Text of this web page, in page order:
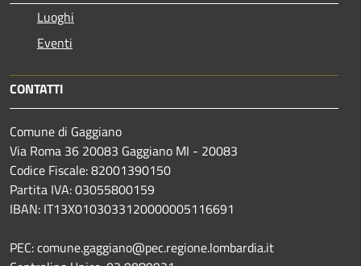
Luoghi
Eventi
CONTATTI
Comune di Gaggiano
Via Roma 36 20083 Gaggiano MI - 20083
Codice Fiscale: 82001390150
Partita IVA: 03055800159
IBAN: IT13X0103033120000005116691
PEC: comune.gaggiano@pec.regione.lombardia.it